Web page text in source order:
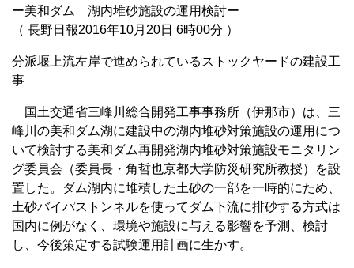
ー美和ダム 湖内堆砂施設の運用検討ー
（ 長野日報2016年10月20日 6時00分 ）
分派堰上流左岸で進められているストックヤードの建設工
事
国土交通省三峰川総合開発工事事務所（伊那市）は、三
峰川の美和ダム湖に建設中の湖内堆砂対策施設の運用につ
いて検討する美和ダム再開発湖内堆砂対策施設モニタリン
グ委員会（委員長・角哲也京都大学防災研究所教授）を設
置した。ダム湖内に堆積した土砂の一部を一時的にため、
土砂バイパストンネルを使ってダム下流に排砂する方式は
国内に例がなく、環境や施設に与える影響を予測、検討
し、今後策定する試験運用計画に生かす。